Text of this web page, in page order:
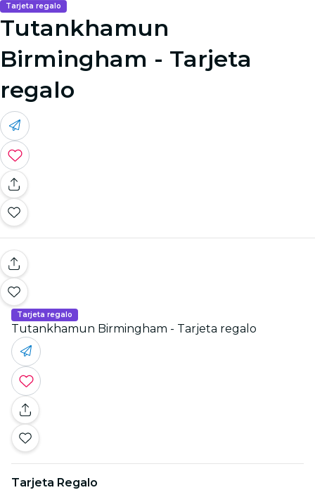
Tarjeta regalo
Tutankhamun
Birmingham - Tarjeta
regalo
Tarjeta regalo
Tutankhamun Birmingham - Tarjeta regalo
Tarjeta Regalo